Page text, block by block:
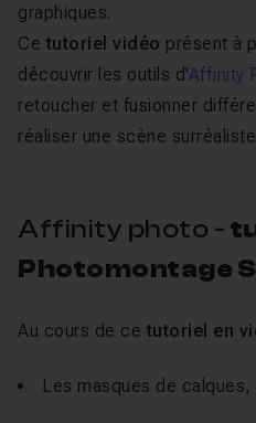
graphiques.
Ce tutoriel vidéo présent à
découvrir les outils d'Affinity
retoucher et fusionner
réaliser une scène
Affinity photo -
Photomontage
Au cours de ce tutoriel en
Les masques de calques,